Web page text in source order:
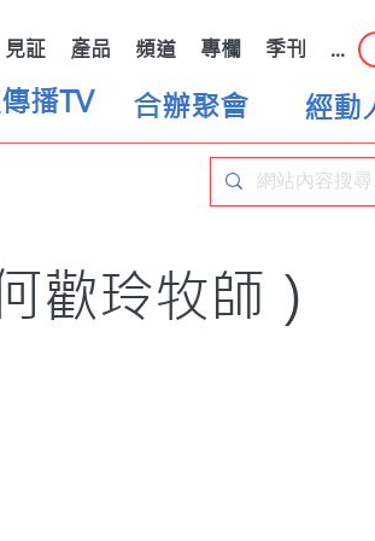
見証 產品 頻道 專欄 季刊 ...
播TV 合辦聚會 經動
歡玲牧師）